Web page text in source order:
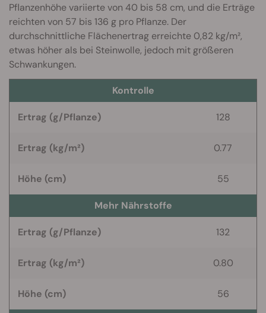
Pflanzenhöhe variierte von 40 bis 58 cm, und die Erträge
reichten von 57 bis 136 g pro Pflanze. Der
durchschnittliche Flächenertrag erreichte 0,82 kg/m²,
etwas höher als bei Steinwolle, jedoch mit größeren
Schwankungen.
Kontrolle
Ertrag (g/Pflanze) 128
Ertrag (kg/m²) 0.77
Höhe (cm) 55
Mehr Nährstoffe
Ertrag (g/Pflanze) 132
Ertrag (kg/m²) 0.80
Höhe (cm) 56